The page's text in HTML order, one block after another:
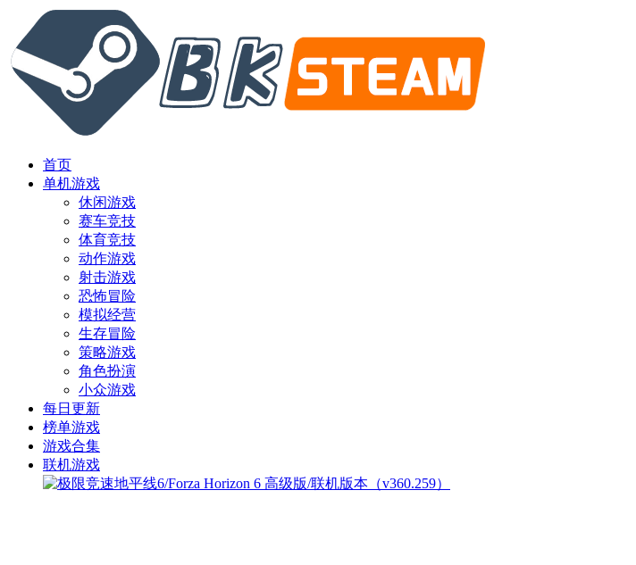
首页
单机游戏
休闲游戏
赛车竞技
体育竞技
动作游戏
射击游戏
恐怖冒险
模拟经营
生存冒险
策略游戏
角色扮演
小众游戏
每日更新
榜单游戏
游戏合集
联机游戏